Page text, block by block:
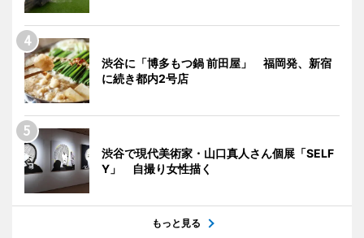
渋谷に「博多もつ鍋 前田屋」 福岡発、新宿
に続き都内2号店
渋谷で現代美術家・山口真人さん個展「SELF
Y」 自撮り女性描く
もっと見る